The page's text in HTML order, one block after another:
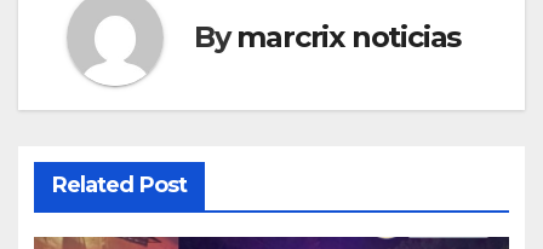
Bymarcrix noticias
Related Post